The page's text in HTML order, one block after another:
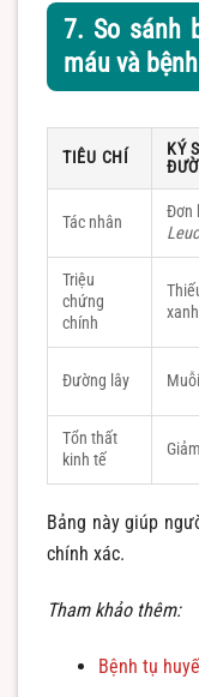
7. So sánh
máu và
TIÊU CHÍ
KÝ
Tác nhân
Đơn
Triệu
chứng
chính
Đường lây
Tổn thất
kinh tế
Bảng này giúp
chính xác.
Tham khảo thêm:
Bệnh tụ